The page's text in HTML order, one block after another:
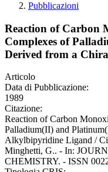
Pubblicazioni
Reaction of Carbon
Complexes of
Derived from a
Articolo
Data di Pubblicazione:
1989
Citazione:
Reaction of Carbon
Palladium(II) and
Alkylbipyridine Ligand /
Minghetti, G.. - In:
CHEMISTRY. - ISSN